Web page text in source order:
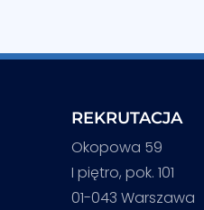
REKRUTACJA
Okopowa 59
I piętro, pok. 101
01-043 Warszawa